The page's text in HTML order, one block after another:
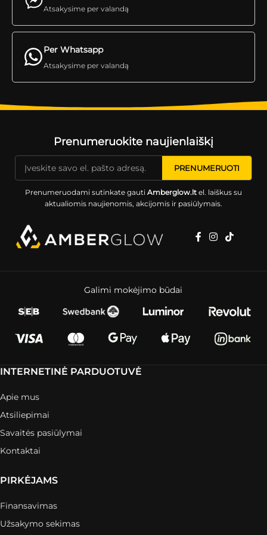
Atsakysime per valandą
Per Whatsapp
Atsakysime per valandą
Prenumeruokite naujienlaiškį
Prenumeruodami sutinkate gauti Amberglow.ltel. laiškus su
aktualiomis naujienomis, akcijomis ir pasiūlymais.
Galimi mokėjimo būdai
INTERNETINĖ PARDUOTUVĖ
Apie mus
Atsiliepimai
Savaitės pasiūlymai
Kontaktai
PIRKĖJAMS
Finansavimas
Užsakymo sekimas